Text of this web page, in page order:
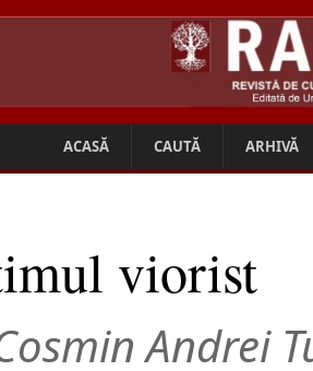
ACASĂ CAUTĂ ARHIVĂ
viorist
Andrei